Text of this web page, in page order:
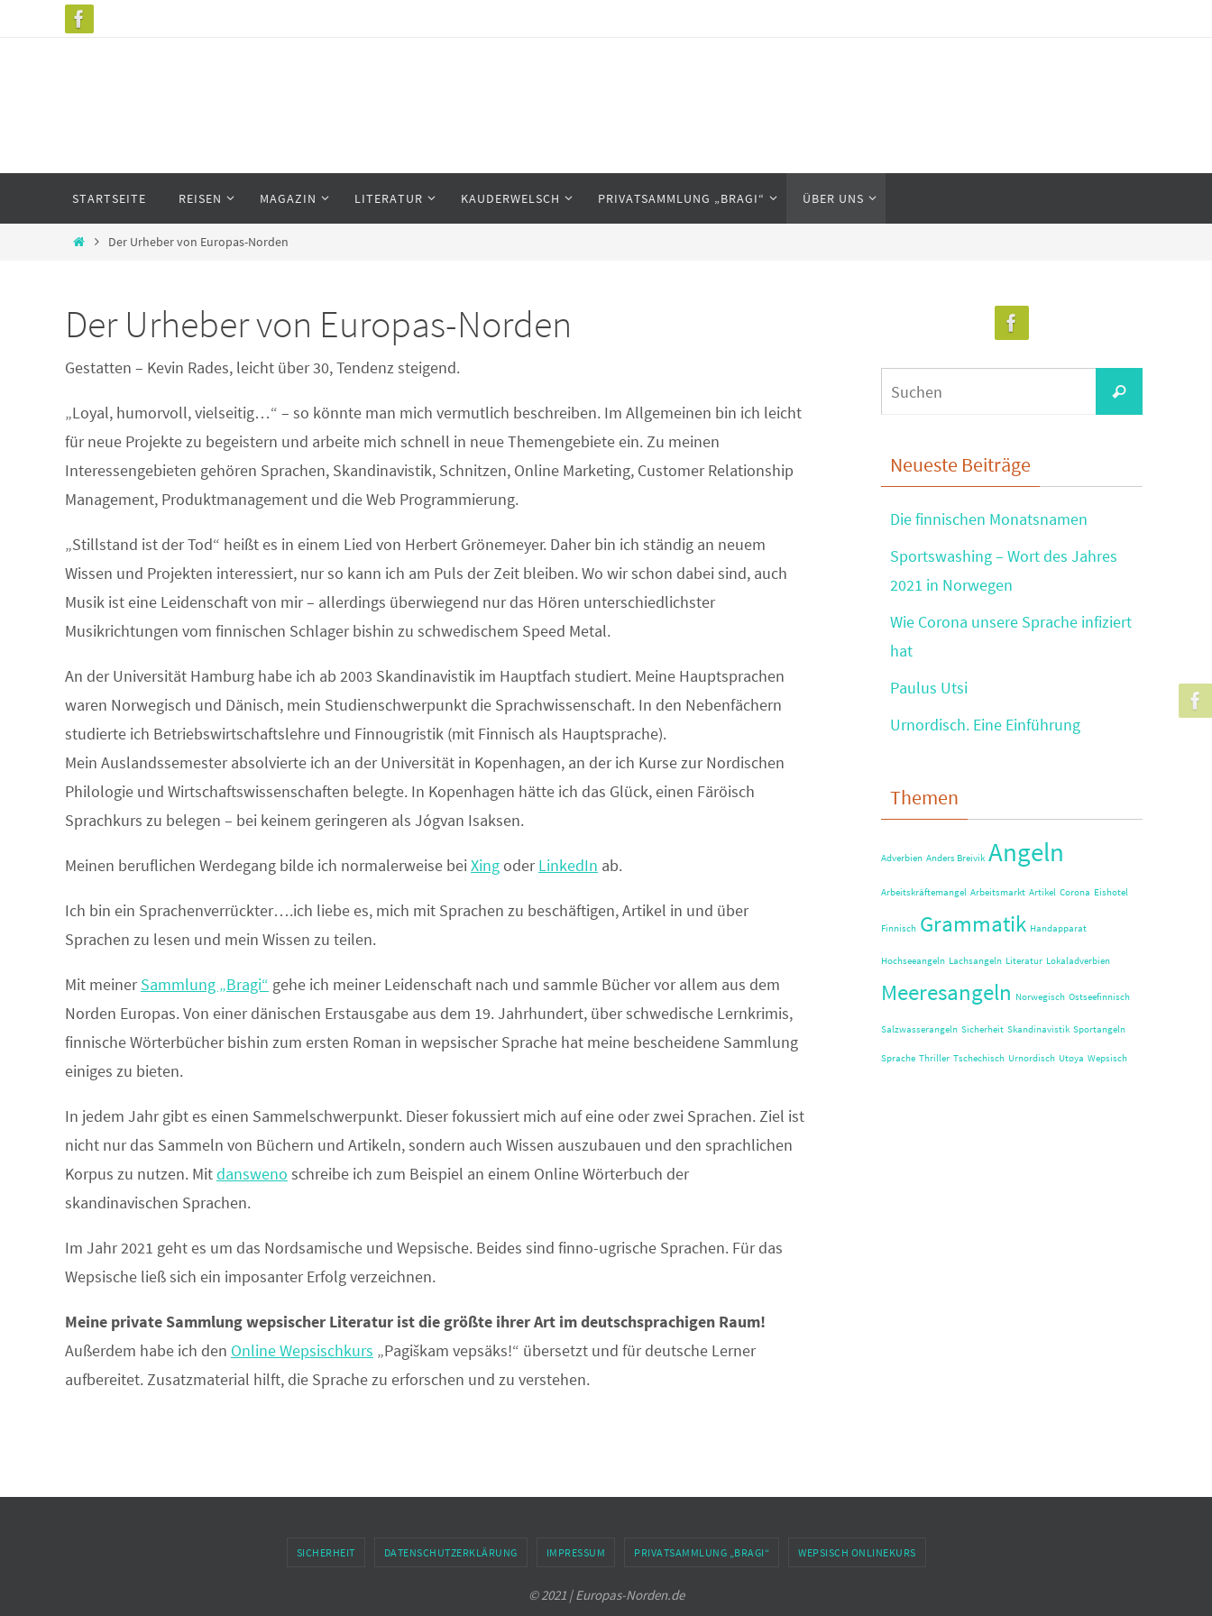
springen
STARTSEITE REISEN MAGAZIN LITERATUR KAUDERWELSCH PRIVATSAMMLUNG „BRAGI“ ÜBER UNS
StartDer Urheber von Europas-Norden
Der Urheber von Europas-Norden
Gestatten – Kevin Rades, leicht über 30, Tendenz steigend.
„Loyal, humorvoll, vielseitig…“ – so könnte man mich vermutlich beschreiben. Im Allgemeinen bin ich leicht
für neue Projekte zu begeistern und arbeite mich schnell in neue Themengebiete ein. Zu meinen
Interessengebieten gehören Sprachen, Skandinavistik, Schnitzen, Online Marketing, Customer Relationship
Management, Produktmanagement und die Web Programmierung.
„Stillstand ist der Tod“ heißt es in einem Lied von Herbert Grönemeyer. Daher bin ich ständig an neuem
Wissen und Projekten interessiert, nur so kann ich am Puls der Zeit bleiben. Wo wir schon dabei sind, auch
Musik ist eine Leidenschaft von mir – allerdings überwiegend nur das Hören unterschiedlichster
Musikrichtungen vom finnischen Schlager bishin zu schwedischem Speed Metal.
An der Universität Hamburg habe ich ab 2003 Skandinavistik im Hauptfach studiert. Meine Hauptsprachen
waren Norwegisch und Dänisch, mein Studienschwerpunkt die Sprachwissenschaft. In den Nebenfächern
studierte ich Betriebswirtschaftslehre und Finnougristik (mit Finnisch als Hauptsprache).
Mein Auslandssemester absolvierte ich an der Universität in Kopenhagen, an der ich Kurse zur Nordischen
Philologie und Wirtschaftswissenschaften belegte. In Kopenhagen hätte ich das Glück, einen Färöisch
Sprachkurs zu belegen – bei keinem geringeren als Jógvan Isaksen.
Meinen beruflichen Werdegang bilde ich normalerweise bei XingoderLinkedIn ab.
Ich bin ein Sprachenverrückter….ich liebe es, mich mit Sprachen zu beschäftigen, Artikel in und über
Sprachen zu lesen und mein Wissen zu teilen.
Mit meinerSammlung „Bragi“ gehe ich meiner Leidenschaft nach und sammle Bücher vor allem aus dem
Norden Europas. Von einer dänischen Erstausgabe aus dem 19. Jahrhundert, über schwedische Lernkrimis,
finnische Wörterbücher bishin zum ersten Roman in wepsischer Sprache hat meine bescheidene Sammlung
einiges zu bieten.
In jedem Jahr gibt es einen Sammelschwerpunkt. Dieser fokussiert mich auf eine oder zwei Sprachen. Ziel ist
nicht nur das Sammeln von Büchern und Artikeln, sondern auch Wissen auszubauen und den sprachlichen
Korpus zu nutzen. Mitdansweno schreibe ich zum Beispiel an einem Online Wörterbuch der
skandinavischen Sprachen.
Im Jahr 2021 geht es um das Nordsamische und Wepsische. Beides sind finno-ugrische Sprachen. Für das
Wepsische ließ sich ein imposanter Erfolg verzeichnen.
Meine private Sammlung wepsischer Literatur ist die größte ihrer Art im deutschsprachigen Raum!
Außerdem habe ich den Online Wepsischkurs „Pagiškam vepsäks!“ übersetzt und für deutsche Lerner
aufbereitet. Zusatzmaterial hilft, die Sprache zu erforschen und zu verstehen.
nach:
Suchen
Neueste Beiträge
Die finnischen Monatsnamen
Sportswashing – Wort des Jahres
2021 in Norwegen
Wie Corona unsere Sprache infiziert
hat
Paulus Utsi
Urnordisch. Eine Einführung
Themen
Adverbien Anders Breivik Angeln
Arbeitskräftemangel Arbeitsmarkt Artikel Corona Eishotel
Finnisch Grammatik Handapparat
Hochseeangeln Lachsangeln Literatur Lokaladverbien
Meeresangeln Norwegisch Ostseefinnisch
Salzwasserangeln Sicherheit Skandinavistik Sportangeln
Sprache Thriller Tschechisch Urnordisch Utøya Wepsisch
SICHERHEIT DATENSCHUTZERKLÄRUNG IMPRESSUM PRIVATSAMMLUNG „BRAGI“ WEPSISCH ONLINEKURS
© 2021 | Europas-Norden.de